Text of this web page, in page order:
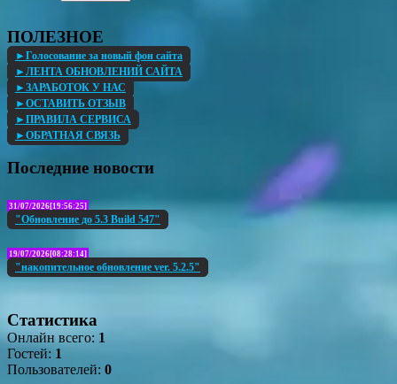
ПОЛЕЗНОЕ
►Голосование за новый фон сайта
►ЛЕНТА ОБНОВЛЕНИЙ САЙТА
►ЗАРАБОТОК У НАС
►ОСТАВИТЬ ОТЗЫВ
►ПРАВИЛА СЕРВИСА
►ОБРАТНАЯ СВЯЗЬ
Последние новости
31/07/2026[19:56:25]
"Обновление до 5.3 Build 547"
19/07/2026[08:28:14]
"накопительное обновление ver. 5.2.5"
Статистика
Онлайн всего: 1
Гостей: 1
Пользователей: 0